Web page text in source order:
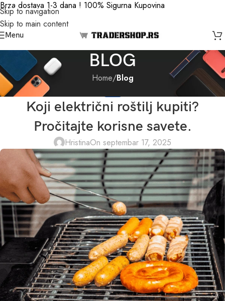
Skip to navigation
Skip to main content
Brza dostava 1-3 dana ! 100% Sigurna Kupovina
Menu
BLOG
Home/Blog
Koji električni roštilj kupiti?
Pročitajte korisne savete.
HristinaOn septembar 17, 2025